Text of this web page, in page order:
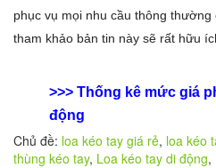
phục vụ mọi nhu cầu thông
tham khảo bản tin này sẽ rất hữu
>>> Thống kê mức giá
động
Chủ đề: loa kéo tay giá rẻ, loa kéo
thùng kéo tay, Loa kéo tay di động,